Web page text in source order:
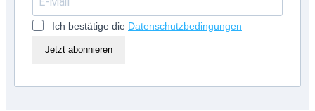
Ich bestätige die Datenschutzbedingungen
Jetzt abonnieren